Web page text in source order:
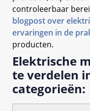
controleerbaar
blogpost over
ervaringen in de
producten.
Elektrische
te verdelen
categorieën: